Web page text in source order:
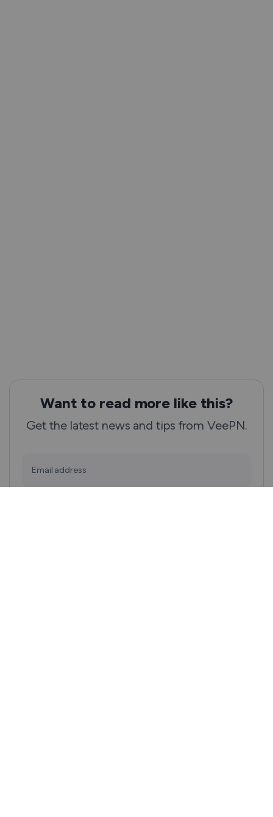
Want to read more like this?
Get the latest news and tips from VeePN.
Email address